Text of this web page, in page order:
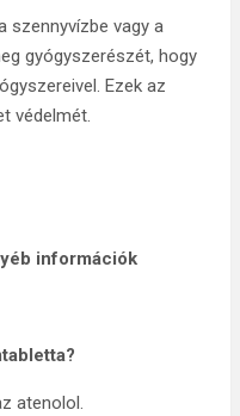
szennyvízbe vagy a
gyógyszerészét, hogy
Ezek az
védelmét.
információk
atenolol.